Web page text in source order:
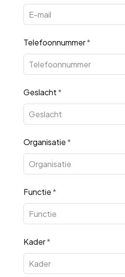
Telefoonnummer*
Geslacht *
Organisatie *
Functie *
Kader*